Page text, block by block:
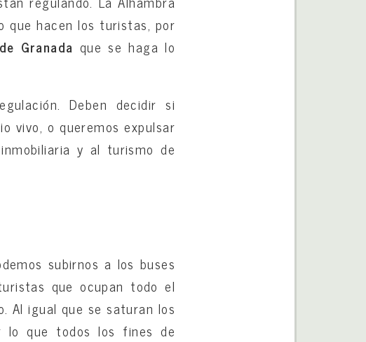
que hacen los turistas, por
Granada que se haga lo
Deben decidir si
vivo, o queremos expulsar
y al turismo de
subirnos a los buses
que ocupan todo el
Al igual que se saturan los
lo que todos los fines de